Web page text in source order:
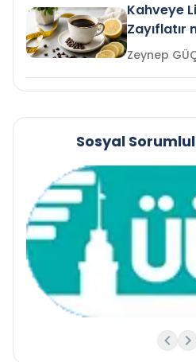
Kahveye
Zayıflatır
Sosyal